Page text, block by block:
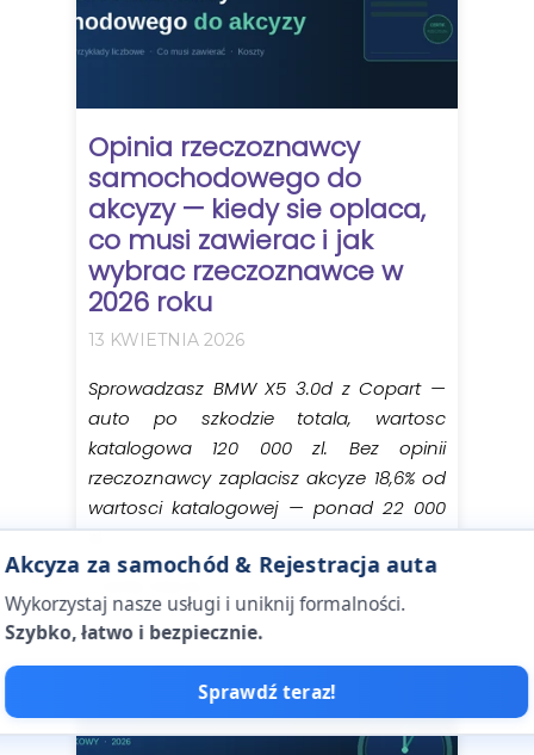
Akcyza za samochód & Rejestracja auta
Wykorzystaj nasze usługi i uniknij formalności.
Szybko, łatwo i bezpiecznie.
Sprawdź teraz!
Opinia rzeczoznawcy
samochodowego do
akcyzy — kiedy sie oplaca,
co musi zawierac i jak
wybrac rzeczoznawce w
2026 roku
13 KWIETNIA 2026
Sprowadzasz BMW X5 3.0d z Copart —
auto po szkodzie totala, wartosc
katalogowa 120 000 zl. Bez opinii
rzeczoznawcy zaplacisz akcyze 18,6% od
wartosci katalogowej — ponad 22 000
zl....